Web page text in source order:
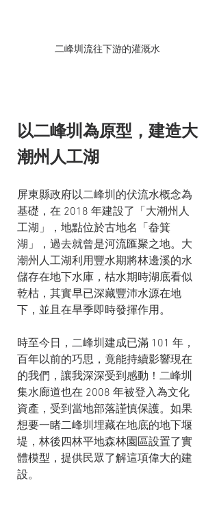
二峰圳流往下游的灌溉水
以二峰圳為原型，建造大
潮州人工湖
屏東縣政府以二峰圳的伏流水概念為
基礎，在 2018 年建設了「大潮州人
工湖」，地點位於古地名「畚箕
湖」，過去就曾是河流匯聚之地。大
潮州人工湖利用豐水期將林邊溪的水
儲存在地下水庫，枯水期時湖底看似
乾枯，其實早已深藏豐沛水源在地
下，並且在旱季即時發揮作用。
時至今日，二峰圳建成已滿 101 年，
百年以前的巧思，竟能持續影響現在
的我們，讓我深深受到感動！二峰圳
集水廊道也在 2008 年被登入為文化
資產，受到當地部落謹慎保護。如果
想要一睹二峰圳埋藏在地底的地下堰
堤，林後四林平地森林園區設置了實
體模型，提供民眾了解這項偉大的建
設。